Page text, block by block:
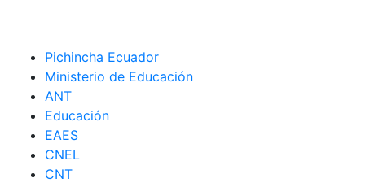
Pichincha Ecuador
Ministerio de Educación
ANT
Educación
EAES
CNEL
CNT